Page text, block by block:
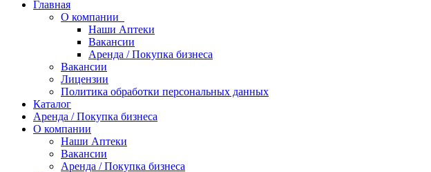
Главная
О компании
Наши Аптеки
Вакансии
Аренда / Покупка бизнеса
Вакансии
Лицензии
Политика обработки персональных данных
Каталог
Аренда / Покупка бизнеса
О компании
Наши Аптеки
Вакансии
Аренда / Покупка бизнеса